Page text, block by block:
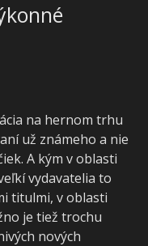
na hernom trhu
už známeho a nie
A kým v oblasti
vydavatelia to
titulmi, v oblasti
je tiež trochu
nových